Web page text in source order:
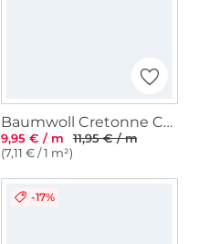
Baumwoll Cretonne Coffee Break, wollweiß
9,95 € / m
11,95 € / m
(7,11 € / 1 m²)
-17%